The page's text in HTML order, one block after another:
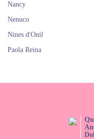
Nancy
Nenuco
Nines d'Onil
Paola Reina